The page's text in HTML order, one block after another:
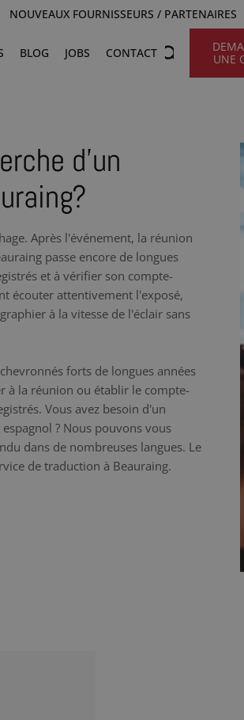
NOUVEAUX FOURNISSEURS / PARTENAIRES
BLOG JOBS CONTACT
UNE
d’un
Après l'événement, la réunion
passe encore de longues
et à vérifier son compte-
écouter attentivement l'exposé,
à la vitesse de l'éclair sans
forts de longues années
à la réunion ou établir le compte-
Vous avez besoin d'un
? Nous pouvons vous
dans de nombreuses langues. Le
de traduction à Beauraing.